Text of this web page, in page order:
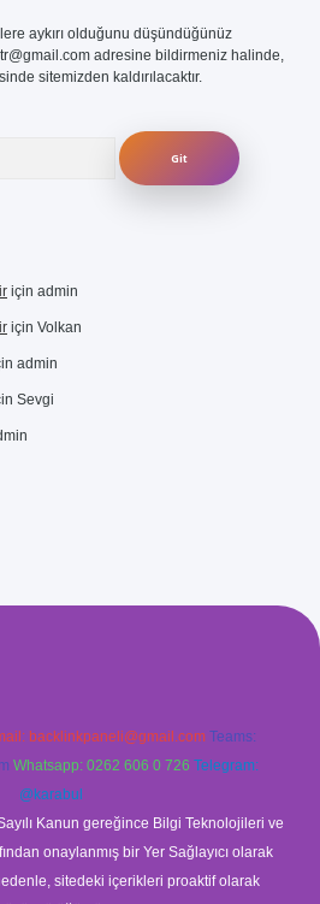
aykırı olduğunu düşündüğünüz
adresine bildirmeniz halinde,
sitemizden kaldırılacaktır.
için admin
için Volkan
admin
Sevgi
backlinkpaneli@gmail.com Teams:
Whatsapp: 0262 606 0 726 Telegram:
@karabul
Kanun gereğince Bilgi Teknolojileri ve
onaylanmış bir Yer Sağlayıcı olarak
sitedeki içerikleri proaktif olarak